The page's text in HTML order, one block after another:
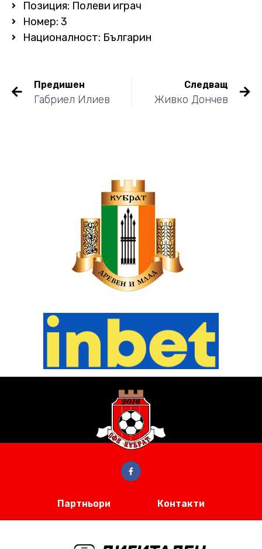
Позиция: Полеви играч
Номер: 3
Националност: Българин
Предишен
Габриел Илиев
Следващ
Живко Дончев
Партньори Контакти